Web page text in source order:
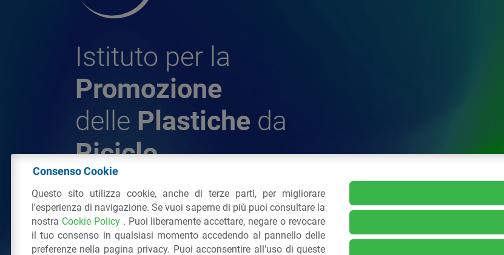
Istituto per la
Promozione
delle Plastiche da
Riciclo
© 2026 - IPPR Istituto per la Promozione delle Plastiche
da Riciclo
C.F. 97381090154
Via San Vittore 3620123 Milano(MI) Tel.: 02 43928225.
Consenso Cookie
Questo sito utilizza cookie, anche di terze parti, per migliorare
l'esperienza di navigazione. Se vuoi saperne di più puoi consultare la
nostra Cookie Policy . Puoi liberamente accettare, negare o revocare
il tuo consenso in qualsiasi momento accedendo al pannello delle
preferenze nella pagina privacy. Puoi acconsentire all'uso di queste